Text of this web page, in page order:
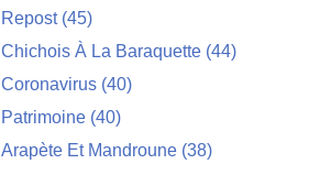
Repost(45)
Chichois À La Baraquette (44)
Coronavirus (40)
Patrimoine (40)
Arapète Et Mandroune (38)